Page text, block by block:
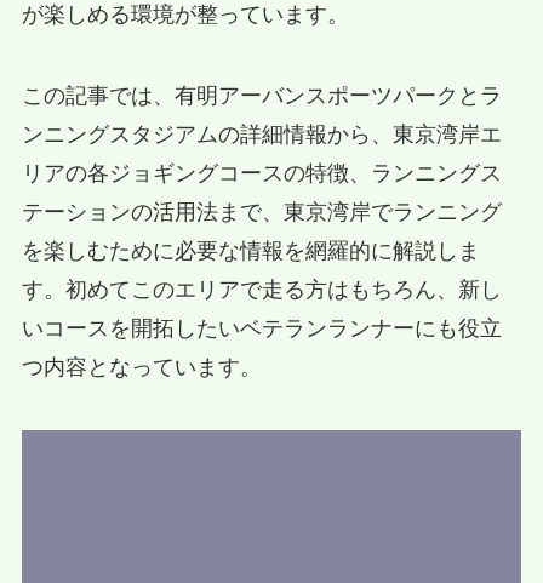
が楽しめる環境が整っています。
この記事では、有明アーバンスポーツパークとラ
ンニングスタジアムの詳細情報から、東京湾岸エ
リアの各ジョギングコースの特徴、ランニングス
テーションの活用法まで、東京湾岸でランニング
を楽しむために必要な情報を網羅的に解説しま
す。初めてこのエリアで走る方はもちろん、新し
いコースを開拓したいベテランランナーにも役立
つ内容となっています。